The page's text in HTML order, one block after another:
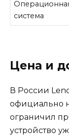
система
Цена и
В России
официально
ограничил
устройство